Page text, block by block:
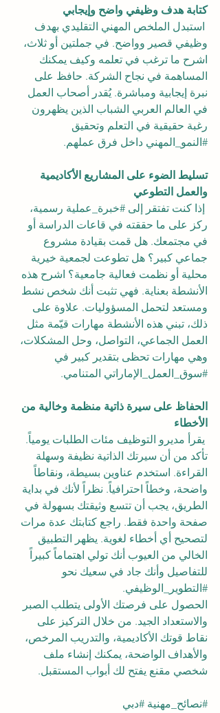
كتابة هدف وظيفي واضح وإيجابي
استبدل الملخص المهني التقليدي بهدف
وظيفي قصير وواضح. في جملتين أو ثلاث،
اشرح ما ترغب في تعلمه وكيف يمكنك
المساهمة في نجاح الشركة. حافظ على
نبرة إيجابية ومباشرة. يُقدر أصحاب العمل
في العالم العربي الشباب الذين يظهرون
رغبة حقيقية في التعلم وتحقيق
#النمو_المهني داخل فرق عملهم.
تسليط الضوء على المشاريع الأكاديمية
والعمل التطوعي
#خبرة_عملية رسمية،
ركز على ما حققته في قاعات الدراسة أو
في مجتمعك. هل قمت بقيادة مشروع
جماعي كبير؟ هل تطوعت لجمعية خيرية
محلية أو نظمت فعالية جامعية؟ اشرح هذه
الأنشطة بعناية. فهي تثبت أنك شخص نشط
ومستعد لتحمل المسؤوليات. علاوة على
ذلك، تبني هذه الأنشطة مهارات قيّمة مثل
العمل الجماعي، التواصل، وحل المشكلات،
وهي مهارات تحظى بتقدير كبير في
#سوق_العمل_الإماراتي المتنامي.
الحفاظ على سيرة ذاتية منظمة وخالية من
الأخطاء
يقرأ مديرو التوظيف مئات الطلبات يومياً.
تأكد من أن سيرتك الذاتية نظيفة وسهلة
القراءة. استخدم عناوين بسيطة، ونقاطاً
واضحة، وخطاً احترافياً. نظراً لأنك في بداية
الطريق، يجب أن تتسع وثيقتك بسهولة في
صفحة واحدة فقط. راجع كتابتك عدة مرات
لتصحيح أي أخطاء لغوية. يظهر التطبيق
الخالي من العيوب أنك تولي اهتماماً كبيراً
للتفاصيل وأنك جاد في سعيك نحو
#التطوير_الوظيفي.
الحصول على فرصتك الأولى يتطلب الصبر
والاستعداد الجيد. من خلال التركيز على
نقاط قوتك الأكاديمية، والتدريب المرخص،
والأهداف الواضحة، يمكنك إنشاء ملف
شخصي مقنع يفتح لك أبواب المستقبل.
#نصائح_مهنية #دبي